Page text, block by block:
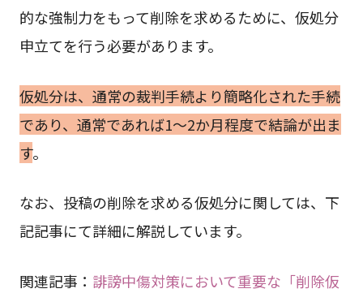
的な強制力をもって削除を求めるために、仮処分
申立てを行う必要があります。
仮処分は、通常の裁判手続より簡略化された手続
であり、通常であれば1～2か月程度で結論が出ま
す。
なお、投稿の削除を求める仮処分に関しては、下
記記事にて詳細に解説しています。
関連記事： 誹謗中傷対策において重要な「削除仮